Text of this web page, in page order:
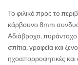
Το φιλικό προς το
κάρβουνο 8mm
Αδιάβροχο, πυράντοχο
σπίτια, γραφεία και
ηχοαπορροφητικές και